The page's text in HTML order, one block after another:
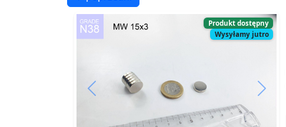
Produkt dostępny
Wysyłamy jutro
Previous